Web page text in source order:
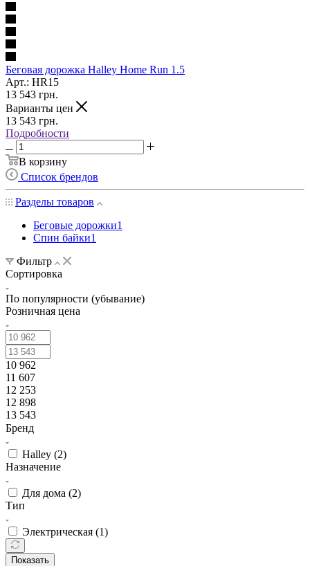
Беговая дорожка Halley Home Run 1.5
Арт.: HR15
13 543 грн.
Варианты цен
13 543 грн.
Подробности
В корзину
Список брендов
Разделы товаров
Беговые дорожки1
Спин байки1
Фильтр
Сортировка
По популярности (убывание)
Розничная цена
10 962
11 607
12 253
12 898
13 543
Бренд
Halley (2)
Назначение
Для дома (2)
Тип
Электрическая (1)
Показать